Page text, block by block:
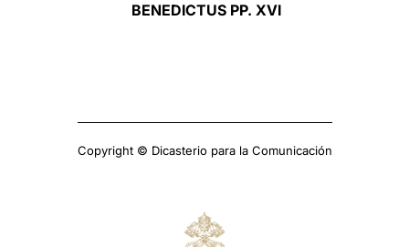
BENEDICTUS PP. XVI
Copyright © Dicasterio para la Comunicación